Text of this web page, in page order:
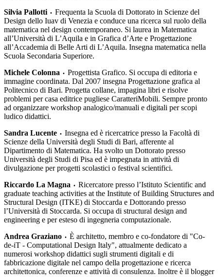
Silvia Pallotti • Frequenta la Scuola di Dottorato in Scienze del
Design dello Iuav di Venezia e conduce una ricerca sul ruolo della
matematica nel design contemporaneo. Si laurea in Matematica
all’Università di L’Aquila e in Grafica d’Arte e Progettazione
all’Accademia di Belle Arti di L’Aquila. Insegna matematica nella
Scuola Secondaria Superiore.
Michele Colonna • Progettista Grafico. Si occupa di editoria e
immagine coordinata. Dal 2007 insegna Progettazione grafica al
Politecnico di Bari. Progetta collane, impagina libri e risolve
problemi per casa editrice pugliese CaratteriMobili. Sempre pronto
ad organizzare workshop analogico/manuali e digitali per scopi
ludico didattici.
Sandra Lucente • Insegna ed è ricercatrice presso la Facoltà di
Scienze della Università degli Studi di Bari, afferente al
Dipartimento di Matematica. Ha svolto un Dottorato presso
Università degli Studi di Pisa ed è impegnata in attività di
divulgazione per progetti scolastici o festival scientifici.
Riccardo La Magna • Ricercatore presso l’Istituto Scientific and
graduate teaching activities at the Institute of Building Structures and
Structural Design (ITKE) di Stoccarda e Dottorando presso
l’Università di Stoccarda. Si occupa di structural design and
engineering e per esteso di ingegneria computazionale.
Andrea Graziano • È architetto, membro e co-fondatore di "Co-
de-iT - Computational Design Italy", attualmente dedicato a
numerosi workshop didattici sugli strumenti digitali e di
fabbricazione digitale nel campo della progettazione e ricerca
architettonica, conferenze e attività di consulenza. Inoltre è il blogger